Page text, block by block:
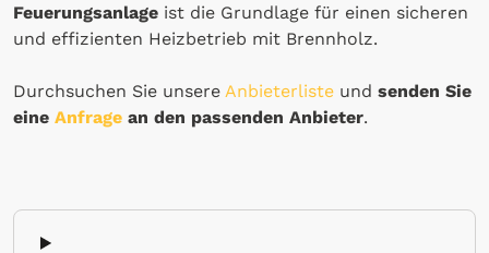
Feuerungsanlage ist die Grundlage für einen sicheren
und effizienten Heizbetrieb mit Brennholz.
Durchsuchen Sie unsere Anbieterliste und senden Sie
eine Anfrage an den passenden Anbieter.